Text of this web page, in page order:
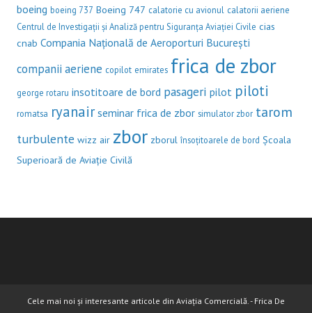
boeing boeing 737 Boeing 747 calatorie cu avionul calatorii aeriene
Centrul de Investigații și Analiză pentru Siguranța Aviației Civile cias
cnab Compania Națională de Aeroporturi București
companii aeriene copilot emirates frica de zbor
george rotaru insotitoare de bord pasageri pilot piloti
romatsa ryanair seminar frica de zbor simulator zbor tarom
turbulente wizz air zbor zborul însoțitoarele de bord Școala
Superioară de Aviație Civilă
Cele mai noi și interesante articole din Aviația Comercială. - Frica De